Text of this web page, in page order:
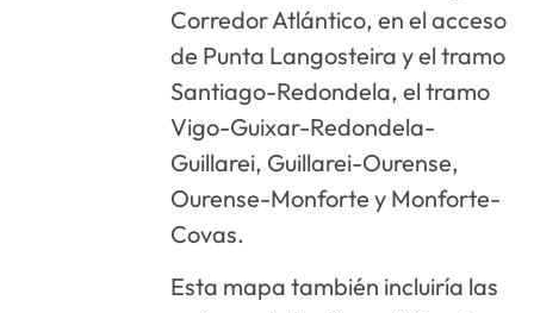
Corredor Atlántico, en el acceso
de Punta Langosteira y el tramo
Santiago-Redondela, el tramo
Vigo-Guixar-Redondela-
Guillarei, Guillarei-Ourense,
Ourense-Monforte y Monforte-
Covas.
Esta mapa también incluiría las